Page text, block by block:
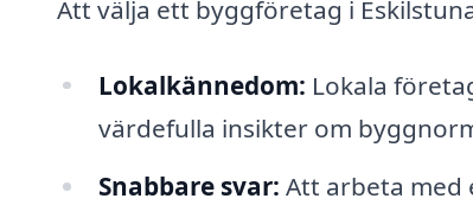
Att välja ett byggföretag i
Lokalkännedom: Lokala
värdefulla insikter om
Snabbare svar: Att arbeta med